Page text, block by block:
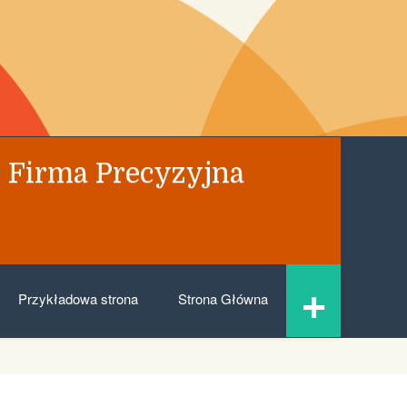
Firma Precyzyjna
+
Przykładowa strona Strona Główna